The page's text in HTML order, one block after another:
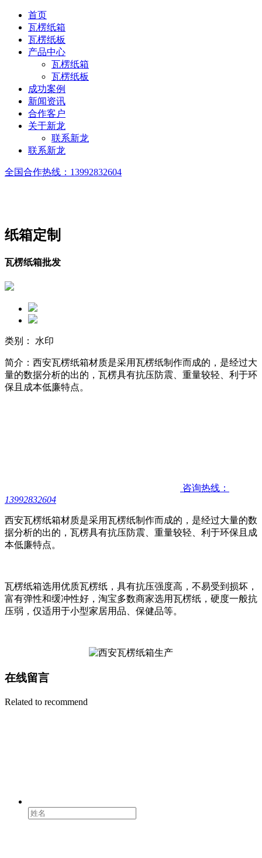
首页
瓦楞纸箱
瓦楞纸板
产品中心
瓦楞纸箱
瓦楞纸板
成功案例
新闻资讯
合作客户
关于新龙
联系新龙
联系新龙
全国合作热线： 13992832604
纸箱定制
瓦楞纸箱批发
类别： 水印
简介：西安瓦楞纸箱材质是采用瓦楞纸制作而成的，是经过大
量的数据分析的出的，瓦楞具有抗压防震、重量较轻、利于环
保且成本低廉特点。
咨询热线：
13992832604
西安瓦楞纸箱材质是采用瓦楞纸制作而成的，是经过大量的数
据分析的出的，瓦楞具有抗压防震、重量较轻、利于环保且成
本低廉特点。
瓦楞纸箱选用优质瓦楞纸，具有抗压强度高，不易受到损坏，
富有弹性和缓冲性好，淘宝多数商家选用瓦楞纸，硬度一般抗
压弱，仅适用于小型家居用品、保健品等。
在线留言
Related to recommend